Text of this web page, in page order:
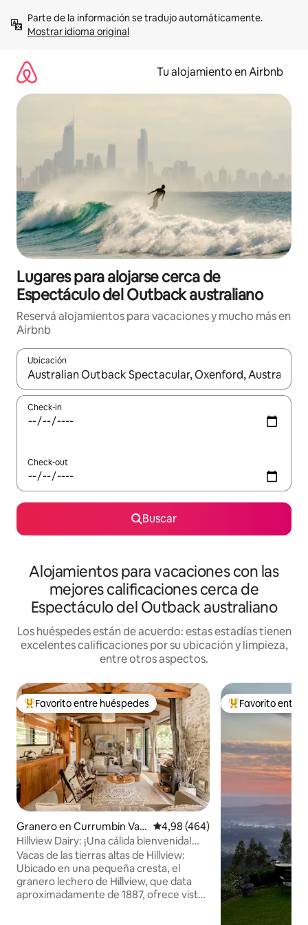
contenidoMostrar idioma original
Tu alojamiento en Airbnb
Lugares para alojarse cerca de
Espectáculo del Outback australiano
Reservá alojamientos para vacaciones y mucho más en
Airbnb
Ubicación
Cuando los resultados estén disponibles, navegá con las
Check-in
Check-out
Buscar
Alojamientos para vacaciones con las
mejores calificaciones cerca de
Espectáculo del Outback australiano
Los huéspedes están de acuerdo: estas estadías tienen
excelentes calificaciones por su ubicación y limpieza,
entre otros aspectos.
Favorito entre los huéspedes más destacados
Favorito entre huéspedes
Granero en Currumbin Vall
ey
Calificación promedio: 4,98 de
4,98 (464)
Hillview Dairy: ¡Una cálida bienvenida!
Vacas de la granja Highland
Vacas de las tierras altas de Hillview:
Ubicado en una pequeña cresta, el
granero lechero de Hillview, que data
aproximadamente de 1887, ofrece vistas
Favorito entre
Favorito entre